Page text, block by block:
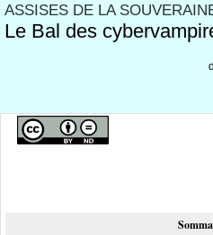
ASSISES DE LA
Le Bal des